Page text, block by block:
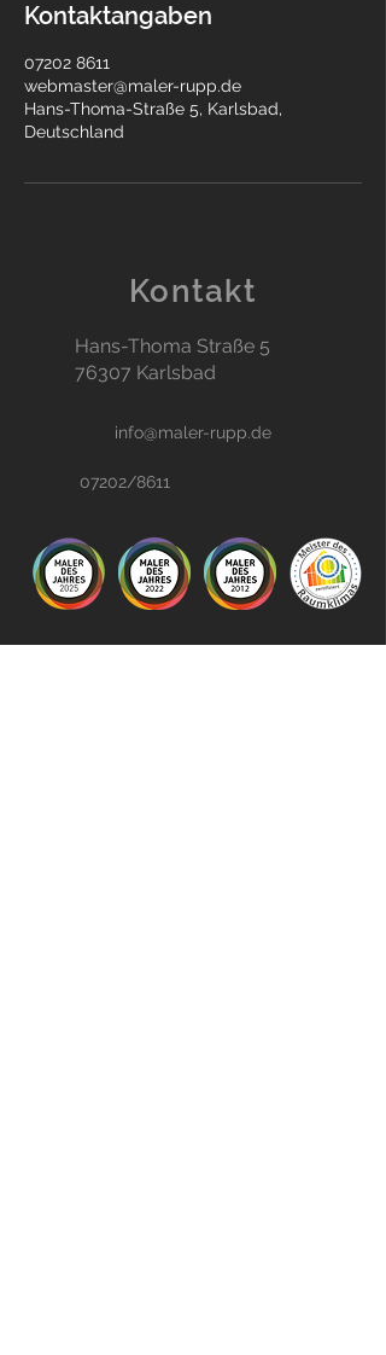
Kontaktangaben
07202 8611
webmaster@maler-rupp.de
Hans-Thoma-Straße 5, Karlsbad,
Deutschland
Kontakt
Hans-Thoma Straße 5
76307 Karlsbad
info@maler-rupp.de
07202/8611